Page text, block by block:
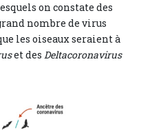
on constate des
nombre de virus
les oiseaux seraient à
et desDeltacoronavirus